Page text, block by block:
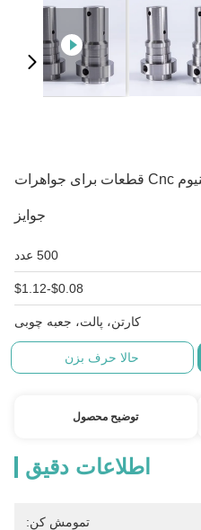
ODM ماشین آلات سخت آلومینیوم Cnc قطعات برای جواهرات
جوایز
500 عدد
$0.08-$1.12
کارتن، پالت، جعبه چوبی
حالا حرف بزن
توضیح محصول
اطلاعات دقیق
تمومش کن: